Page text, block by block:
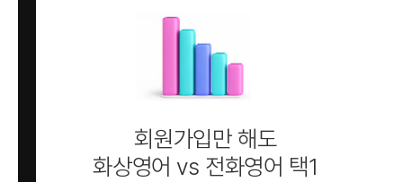
회원가입만 해도
화상영어 vs 전화영어 택1